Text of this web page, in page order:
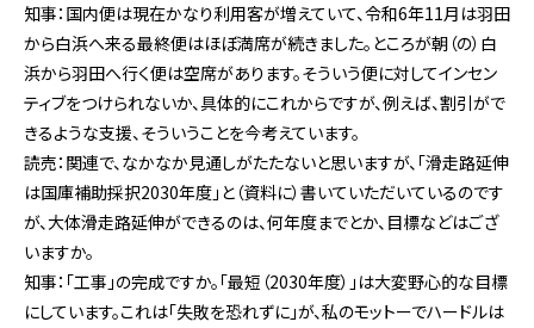
知事：国内便は現在かなり利用客が増えていて、令和6年11月は羽田
から白浜へ来る最終便はほぼ満席が続きました。ところが朝（の）白
浜から羽田へ行く便は空席があります。そういう便に対してインセン
ティブをつけられないか、具体的にこれからですが、例えば、割引がで
きるような支援、そういうことを今考えています。
読売：関連で、なかなか見通しがたたないと思いますが、「滑走路延伸
は国庫補助採択2030年度」と（資料に）書いていただいているのです
が、大体滑走路延伸ができるのは、何年度までとか、目標などはござ
いますか。
知事：「工事」の完成ですか。「最短（2030年度）」は大変野心的な目標
にしています。これは「失敗を恐れずに」が、私のモットーでハードルは